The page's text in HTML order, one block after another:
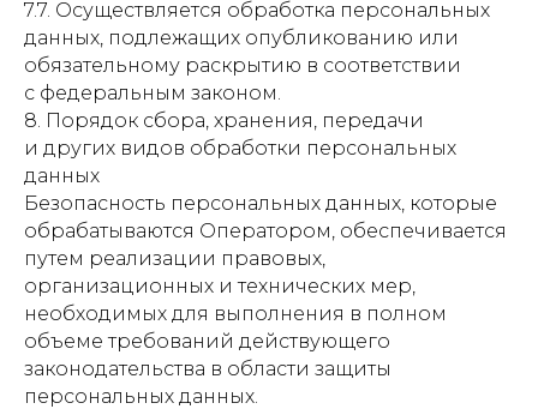
7.7. Осуществляется обработка персональных
данных, подлежащих опубликованию или
обязательному раскрытию в соответствии
с федеральным законом.
8. Порядок сбора, хранения, передачи
и других видов обработки персональных
данных
Безопасность персональных данных, которые
обрабатываются Оператором, обеспечивается
путем реализации правовых,
организационных и технических мер,
необходимых для выполнения в полном
объеме требований действующего
законодательства в области защиты
персональных данных.